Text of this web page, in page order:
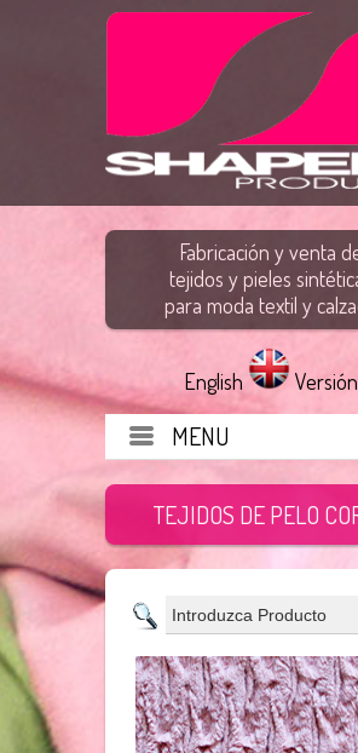
Fabricación y venta
tejidos y pieles
para moda textil y
English Versión
MENU
TEJIDOS DE PELO